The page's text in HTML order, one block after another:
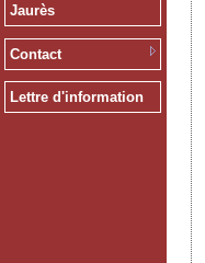
Jaurès
Contact
Lettre d'information